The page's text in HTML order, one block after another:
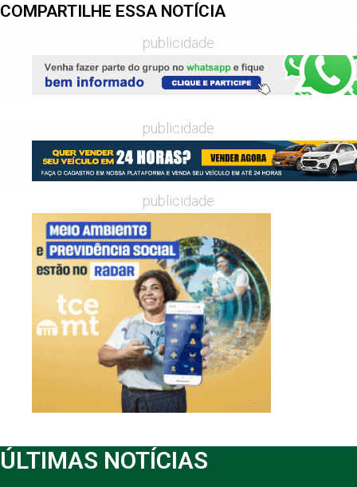
COMPARTILHE ESSA NOTÍCIA
publicidade
publicidade
publicidade
ÚLTIMAS NOTÍCIAS